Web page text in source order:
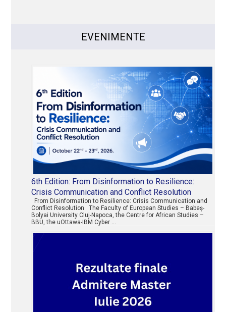
EVENIMENTE
6th Edition: From Disinformation to Resilience:
Crisis Communication and Conflict Resolution
From Disinformation to Resilience: Crisis Communication and
Conflict Resolution The Faculty of European Studies – Babeș-
Bolyai University Cluj-Napoca, the Centre for African Studies –
BBU, the uOttawa-IBM Cyber …